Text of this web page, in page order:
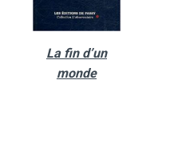
La fin d’un
monde